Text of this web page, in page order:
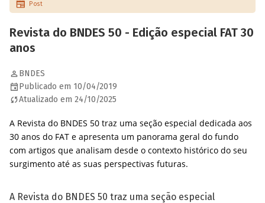
Post
Revista do BNDES 50 - Edição especial FAT 30
anos
BNDES
Publicado em 10/04/2019
Atualizado em 24/10/2025
A Revista do BNDES 50 traz uma seção especial dedicada aos
30 anos do FAT e apresenta um panorama geral do fundo
com artigos que analisam desde o contexto histórico do seu
surgimento até as suas perspectivas futuras.
A Revista do BNDES 50 traz uma seção especial